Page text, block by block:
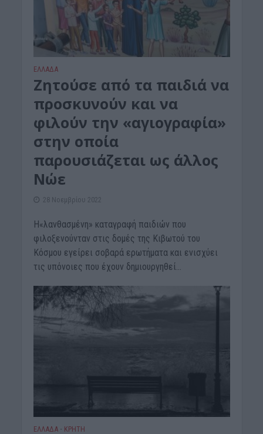
ΕΛΛΑΔΑ
Ζητούσε από τα παιδιά να
προσκυνούν και να
φιλούν την «αγιογραφία»
στην οποία
παρουσιάζεται ως άλλος
Νώε
28 Νοεμβρίου 2022
Η«λανθασμένη» καταγραφή παιδιών που
φιλοξενούνταν στις δομές της Κιβωτού του
Κόσμου εγείρει σοβαρά ερωτήματα και ενισχύει
τις υπόνοιες που έχουν δημιουργηθεί...
ΕΛΛΑΔΑ • ΚΡΗΤΗ